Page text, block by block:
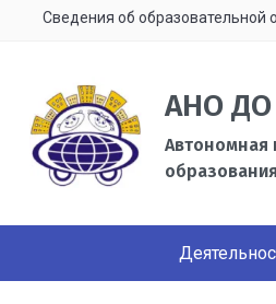
Сведения об образовательной
АНО ДО
Автономная